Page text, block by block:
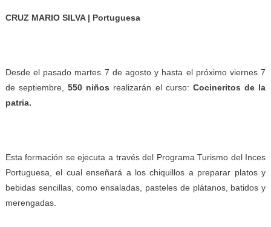
CRUZ MARIO SILVA | Portuguesa
Desde el pasado martes 7 de agosto y hasta el próximo viernes 7
de septiembre,
550 niños realizarán el curso: Cocineritos de la
patria.
Esta formación se ejecuta a través del Programa Turismo del Inces
Portuguesa, el cual enseñará a los chiquillos a preparar platos y
bebidas sencillas, como ensaladas, pasteles de plátanos, batidos y
merengadas.